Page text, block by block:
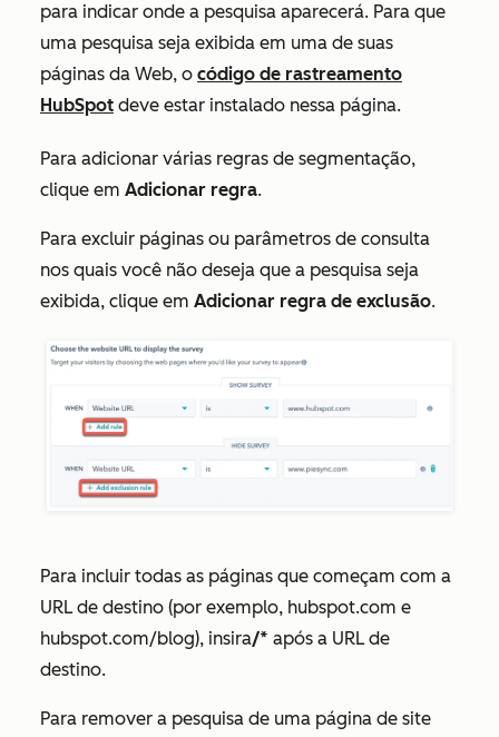
para indicar onde a pesquisa aparecerá. Para que
uma pesquisa seja exibida em uma de suas
páginas da Web, o código de rastreamento
HubSpot deve estar instalado nessa página.
Para adicionar várias regras de segmentação,
clique em Adicionar regra.
Para excluir páginas ou parâmetros de consulta
nos quais você não deseja que a pesquisa seja
exibida, clique em Adicionar regra de exclusão.
Para incluir todas as páginas que começam com a
URL de destino (por exemplo, hubspot.com e
hubspot.com/blog), insira/* após a URL de
destino.
Para remover a pesquisa de uma página de site